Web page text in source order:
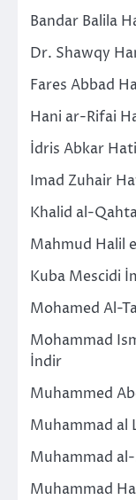
Bandar Balila
Dr. Shawqy
Fares Abbad
Hani ar-Rifai
İdris Abkar
Imad Zuhair
Khalid al-
Mahmud Halil
Kuba Mescidi
Mohamed Al-
Mohammad
İndir
Muhammed
Muhammad al
Muhammad
Muhammad